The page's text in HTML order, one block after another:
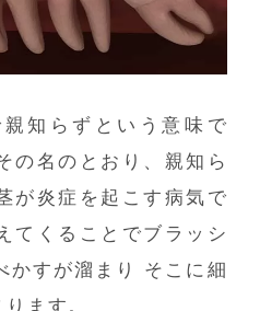
知らずという意味で
の名のとおり、親知ら
が炎症を起こす病気で
てくることでブラッシ
かすが溜まり そこに細
ます。